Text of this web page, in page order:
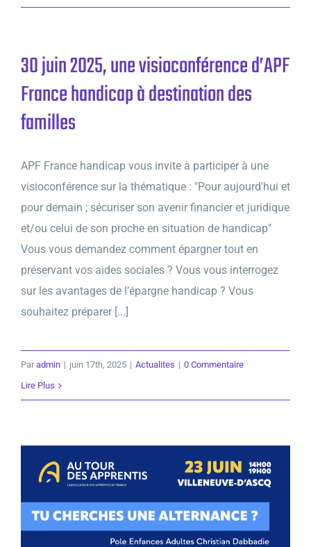
30 juin 2025, une visioconférence d’APF
France handicap à destination des
familles
APF France handicap vous invite à participer à une
visioconférence sur la thématique : "Pour aujourd'hui et
pour demain ; sécuriser son avenir financier et juridique
et/ou celui de son proche en situation de handicap"
Vous vous demandez comment épargner tout en
préservant vos aides sociales ? Vous vous interrogez
sur les avantages de l’épargne handicap ? Vous
souhaitez préparer [...]
Paradmin | juin 17th, 2025 | Actualites | 0 Commentaire
Lire Plus